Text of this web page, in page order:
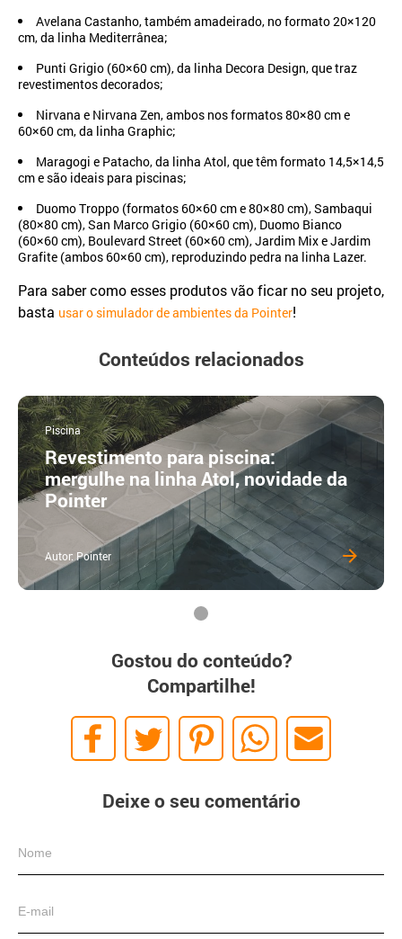
Avelana Castanho, também amadeirado, no formato 20×120
cm, da linha Mediterrânea;
Punti Grigio (60×60 cm), da linha Decora Design, que traz
revestimentos decorados;
Nirvana e Nirvana Zen, ambos nos formatos 80×80 cm e
60×60 cm, da linha Graphic;
Maragogi e Patacho, da linha Atol, que têm formato 14,5×14,5
cm e são ideais para piscinas;
Duomo Troppo (formatos 60×60 cm e 80×80 cm), Sambaqui
(80×80 cm), San Marco Grigio (60×60 cm), Duomo Bianco
(60×60 cm), Boulevard Street (60×60 cm), Jardim Mix e Jardim
Grafite (ambos 60×60 cm), reproduzindo pedra na linha Lazer.
Para saber como esses produtos vão ficar no seu projeto,
basta usar o simulador de ambientes da Pointer!
Conteúdos relacionados
Piscina
Revestimento para piscina:
mergulhe na linha Atol, novidade da
Pointer
Autor: Pointer
Gostou do conteúdo?
Compartilhe!
Deixe o seu comentário